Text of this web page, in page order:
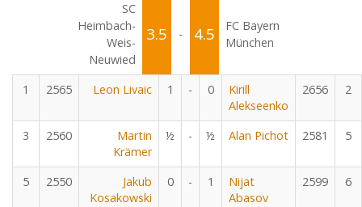
SC
Heimbach-
Weis-
Neuwied
3.5 - 4.5
FC Bayern
München
1 2565 Leon Livaic 1 - 0
Kirill
Alekseenko
2656 2
3 2560
Martin
Krämer
½ - ½ Alan Pichot 2581 5
5 2550
Jakub
Kosakowski
0 - 1
Nijat
Abasov
2599 6